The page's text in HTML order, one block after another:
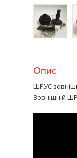
Опис
ШРУС
Зовнішній